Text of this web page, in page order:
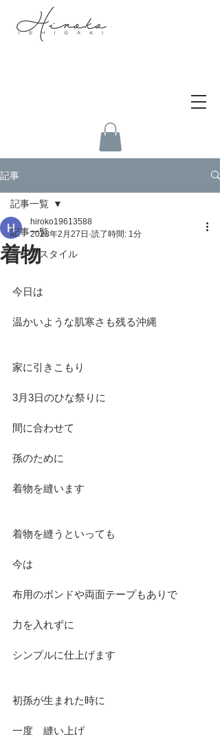
記事
記事一覧
ライフスタイル
記事一覧
着物
hiroko19613588
2023年2月27日 読了時間: 1分
今日は
温かいような肌寒さも残る沖縄
家に引きこもり
3月3日のひな祭りに
間に合わせて
孫のために
着物を縫います
着物を縫うといっても
今は
布用のボンドや両面テープもありで
力を入れずに
シンプルに仕上げます
初孫が生まれた時に
一度　縫い上げ